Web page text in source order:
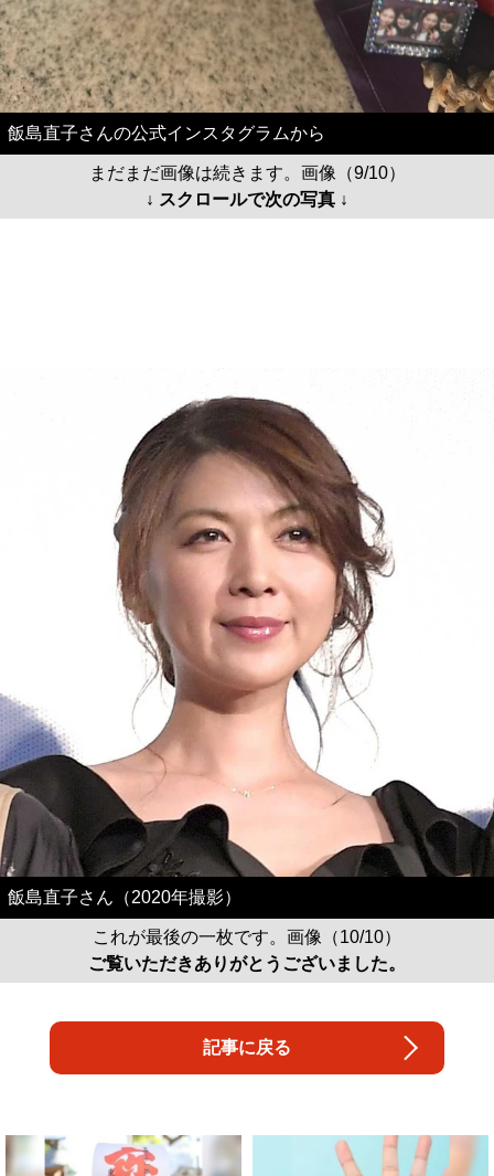
飯島直子さんの公式インスタグラムから
まだまだ画像は続きます。画像（9/10）
↓ スクロールで次の写真 ↓
飯島直子さん（2020年撮影）
これが最後の一枚です。画像（10/10）
ご覧いただきありがとうございました。
記事に戻る